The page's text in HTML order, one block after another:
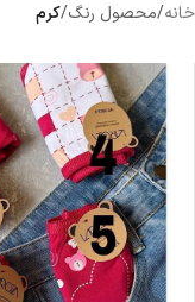
خانه/محصول رنگ/كرم